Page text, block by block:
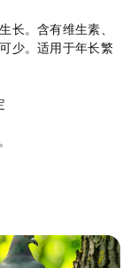
长。含有维生素、
少。适用于年长繁